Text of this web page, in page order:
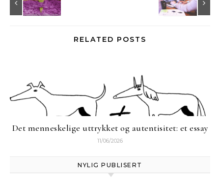
RELATED POSTS
Det menneskelige uttrykket og autentisitet: et essay
11/06/2026
NYLIG PUBLISERT